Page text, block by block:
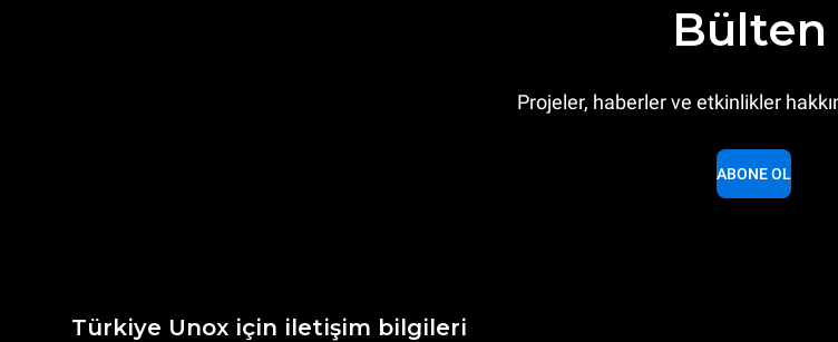
Bülten
Projeler, haberler ve etkinlikler
ABONE OL
Türkiye Unox için iletişim bilgileri